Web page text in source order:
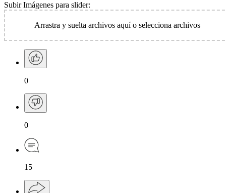
Subir Imágenes para slider:
Arrastra y suelta archivos aquí o selecciona archivos
0
0
15